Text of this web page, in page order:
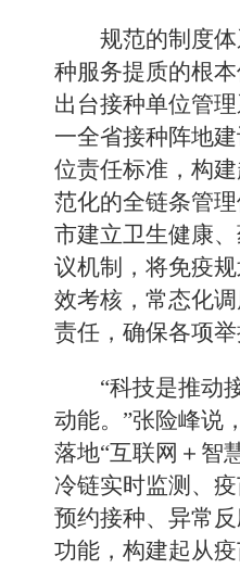
规范的制度
种服务提质的根
出台接种单位管
一全省接种阵地
位责任标准，构
范化的全链条管理
市建立卫生健康
议机制，将免疫
效考核，常态化
责任，确保各项举
“科技是推动
动能。”张险峰说
落地“互联网＋智
冷链实时监测、
预约接种、异常
功能，构建起从